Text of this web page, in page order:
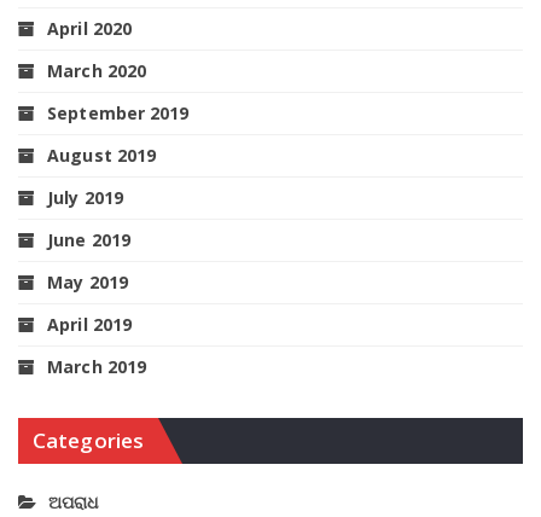
April 2020
March 2020
September 2019
August 2019
July 2019
June 2019
May 2019
April 2019
March 2019
Categories
ଅପରାଧ